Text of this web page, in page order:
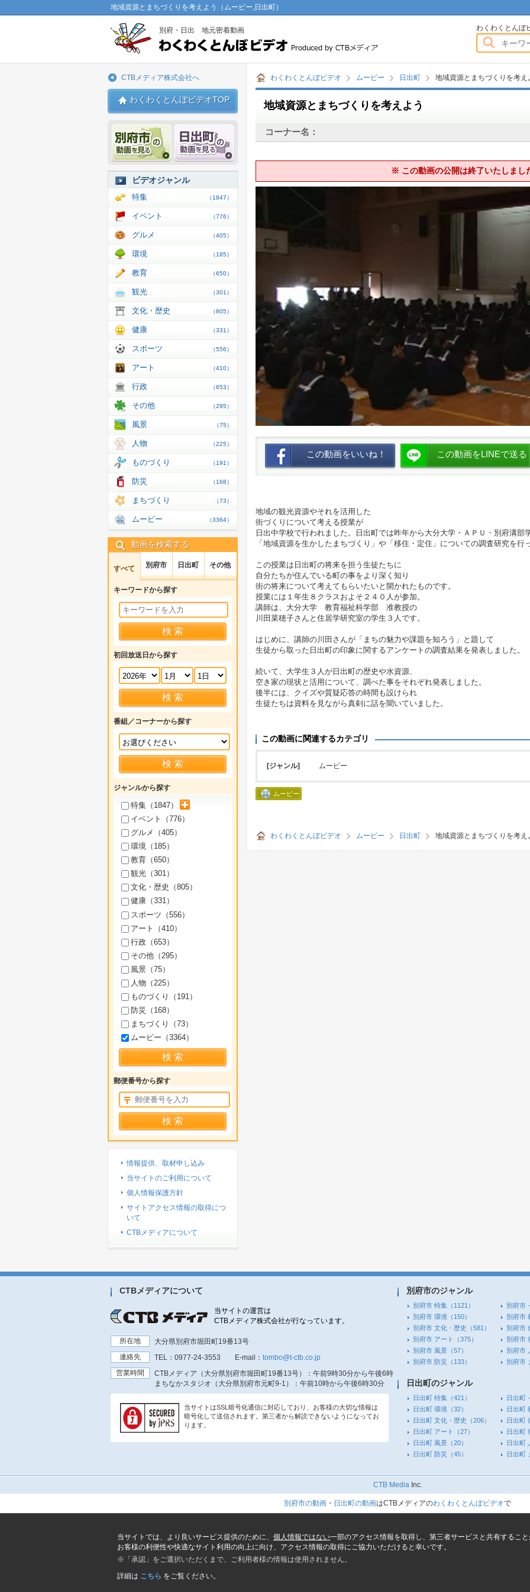
地域資源とまちづくりを考えよう（ムービー,日出町）
別府・日出 地元密着動画 わくわくとんぼビデオわくわくとんぼ
わくわくとんぼビデオ ムービー 日出町 地域資源とまちづくりを考え
地域資源とまちづくりを考えよう
コーナー名：
※ この動画の公開は終了いたしまし
この動画をいいね！ この動画をLINEで送る
地域の観光資源やそれを活用した
街づくりについて考える授業が
日出中学校で行われました。日出町では昨年から大分大学・ＡＰＵ・別府溝部
「地域資源を生かしたまちづくり」や「移住・定住」についての調査研究を行
この授業は日出町の将来を担う生徒たちに
自分たちが住んでいる町の事をより深く知り
街の将来について考えてもらいたいと開かれたものです。
授業には１年生８クラスおよそ２４０人が参加。
講師は、大分大学 教育福祉科学部 准教授の
川田菜穂子さんと住居学研究室の学生３人です。
はじめに、講師の川田さんが「まちの魅力や課題を知ろう」と題して
生徒から取った日出町の印象に関するアンケートの調査結果を発表しました。
続いて、大学生３人が日出町の歴史や水資源、
空き家の現状と活用について、調べた事をそれぞれ発表しました。
後半には、クイズや質疑応答の時間も設けられ
生徒たちは資料を見ながら真剣に話を聞いていました。
この動画に関連するカテゴリ
[ジャンル] ムービー
ムービー
わくわくとんぼビデオ ムービー 日出町 地域資源とまちづくりを考え
CTBメディア株式会社へ
わくわくとんぼビデオTOP
別府市 動画 日出 動画
ビデオジャンル
特集 （1847）
イベント （776）
グルメ （405）
環境 （185）
教育 （650）
観光 （301）
文化・歴史 （805）
健康 （331）
スポーツ （556）
アート （410）
行政 （653）
その他 （295）
風景 （75）
人物 （225）
ものづくり （191）
防災 （168）
まちづくり （73）
ムービー （3364）
動画を検索する
すべて 別府市 日出町 その他
キーワードから探す
初回放送日から探す
番組／コーナーから探す
ジャンルから探す
特集（ 1847）
イベント（776）
グルメ（405）
環境（ 185）
教育（650）
観光（301）
文化・歴史（805）
健康（331）
スポーツ（556）
アート（410）
行政（653）
その他（ 295）
風景（75）
人物（ 225）
ものづくり（ 191 ）
防災（ 168）
まちづくり（73）
ムービー（3364）
郵便番号から探す
情報提供、取材申し込み
当サイトのご利用について
個人情報保護方針
サイトアクセス情報の取得につ
いて
CTBメディアについて
CTBメディアについて
当サイトの運営は
CTBメディア株式会社が行なっています。
所在地
大分県別府市堀田町19番13号
連絡先
TEL： 0977-24-3553 E-mail： tombo@t-ctb.co.jp
営業時間
CTBメディア（大分県別府市堀田町19番13号）
：午前9時30分から午後6時
まちなかスタジオ（大分県別府市元町9-1）
：午前10時から午後6時30分
当サイトはSSL暗号化通信に対応しており、お客様の大切な情報は
暗号化して送信されます。第三者から解読できないようになってお
ります。
別府市のジャンル
別府市 特集 （1121）
別府市
別府市 環境 （150）
別府市
別府市 文化・歴史 （581）
別府市
別府市 アート
（375）
別府市
別府市 風景 （57）
別府市
別府市 防災
（133） 別府市
日出町のジャンル
日出町 特集 （421）
日出町
日出町 環境 （32）
日出町
日出町 文化・歴史 （206）
日出町
日出町 アート
（27）
日出町
日出町 風景 （20）
日出町
日出町 防災
（45） 日出町
CTB MediaInc.
別府市の動画 ・ 日出町の動画はCTBメディアのわくわくとんぼビデオで
当サイトでは、より良いサービス提供のために、 個人情報ではない一部のアクセス情報を取得し、第三者サービスと共有するこ
お客様の利便性や快適なサイト利用の向上に向け、アクセス情報の取得にご協力いただけると幸いです。
※「承認」をご選択いただくまで、ご利用者様の情報は使用されません。
詳細は こちら をご覧ください。